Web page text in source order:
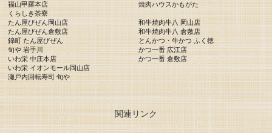
福山甲羅本店
くらしき茶寮
焼肉ハウスかもがた
たん屋びぜん岡山店
たん屋びぜん倉敷店
錦町 たん屋びぜん
和牛焼肉牛八 岡山店
和牛焼肉牛八 倉敷店
とんかつ・牛かつ ふく徳
旬や 岩手川
いわ栄 中庄本店
いわ栄 イオンモール岡山店
瀬戸内回転寿司 旬や
かつ一番 広江店
かつ一番 倉敷店
関連リンク